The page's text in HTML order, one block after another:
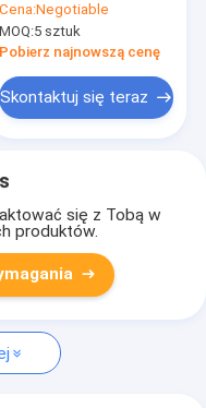
monitor z ekranem
dotykowym IP65
PCAP
Cena:Negotiable
MOQ:5 sztuk
Pobierz najnowszą cenę
Skontaktuj się teraz
się z Tobą w
produktów.